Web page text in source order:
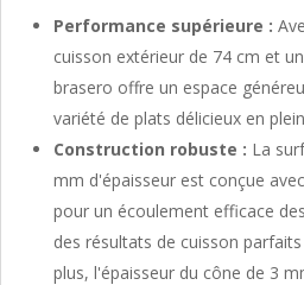
Performance supérieure :
cuisson extérieur de 74 cm et
brasero offre un espace
variété de plats délicieux en
Construction robuste : La
mm d'épaisseur est conçue
pour un écoulement efficace
des résultats de cuisson
plus, l'épaisseur du cône de 3